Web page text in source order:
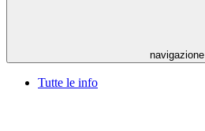
navigazione
Tutte le info